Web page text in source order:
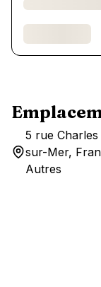
5 rue
sur-Mer,
Autres